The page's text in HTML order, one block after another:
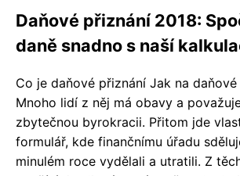
Daňové přiznání 2018:
daně snadno s naší
Co je daňové přiznání Jak na
Mnoho lidí z něj má obavy a
zbytečnou byrokracii. Přitom jde
formulář, kde finančnímu úřadu
minulém roce vydělali a utratili. Z